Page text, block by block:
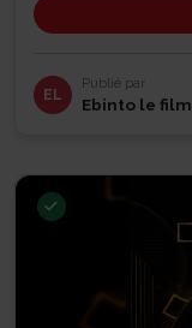
EL
Publié par
Ebinto le film